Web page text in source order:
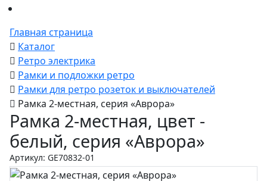
Главная страница
Каталог
Ретро электрика
Рамки и подложки ретро
Рамки для ретро розеток и выключателей
Рамка 2-местная, серия «Аврора»
Рамка 2-местная, цвет -
белый, серия «Аврора»
Артикул: GE70832-01